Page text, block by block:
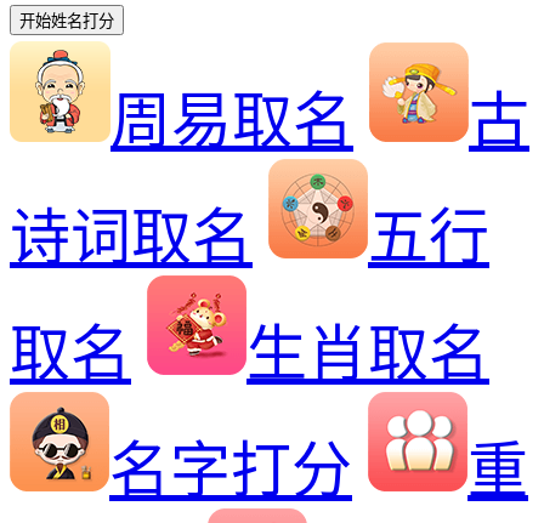
开始姓名打分
周易取名
古
诗词取名
五行
取名
生肖取名
名字打分
重